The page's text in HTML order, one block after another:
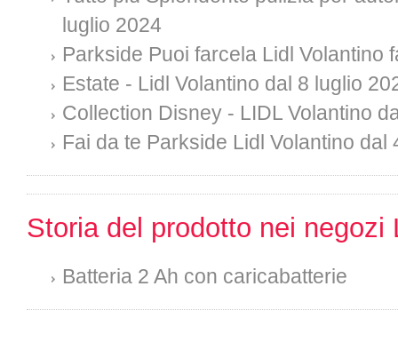
luglio 2024
Parkside Puoi farcela Lidl Volantino
Estate - Lidl Volantino dal 8 luglio
Collection Disney - LIDL Volantino
Fai da te Parkside Lidl Volantino dal
Storia del prodotto nei negozi
Batteria 2 Ah con caricabatterie